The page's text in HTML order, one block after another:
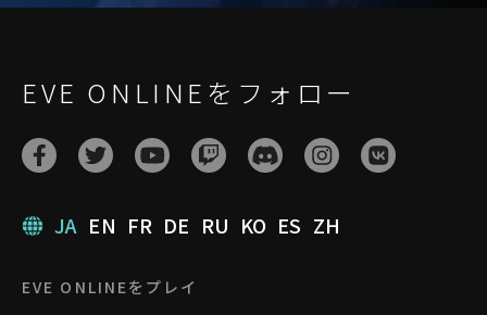
EVE ONLINEをフォロー
JA EN FR DE RU KO ES ZH
EVE ONLINEをプレイ